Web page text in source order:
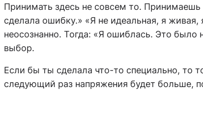
Принимать здесь не совсем то.
сделала ошибку.» «Я не идеальная, я
неосознанно. Тогда: «Я ошиблась. Это
выбор.
Если бы ты сделала что-то специально, то
следующий раз напряжения будет больше,